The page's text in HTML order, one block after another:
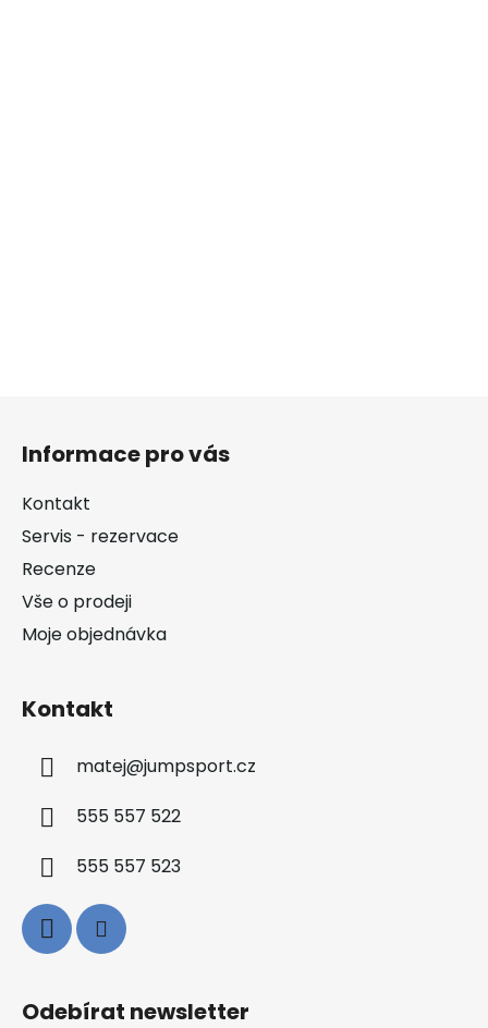
Informace pro vás
Kontakt
Servis - rezervace
Recenze
Vše o prodeji
Moje objednávka
Kontakt
matej@jumpsport.cz
555 557 522
555 557 523
Odebírat newsletter